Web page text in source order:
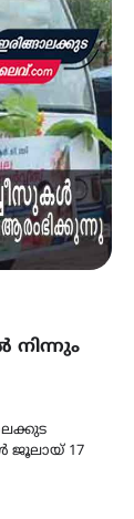
നിന്നും
ജൂലായ് 17